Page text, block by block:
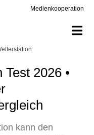
Medienkooperation
kann den